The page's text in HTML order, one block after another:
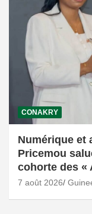
CONAKRY
Numérique et
Pricemou
cohorte des «
7 août 2026